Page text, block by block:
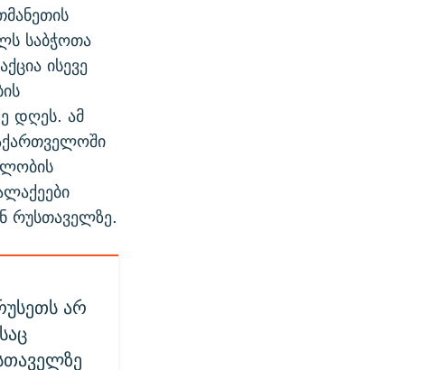
საბჭოთა
ისევე
დღეს. ამ
რუსთაველზე.
არ